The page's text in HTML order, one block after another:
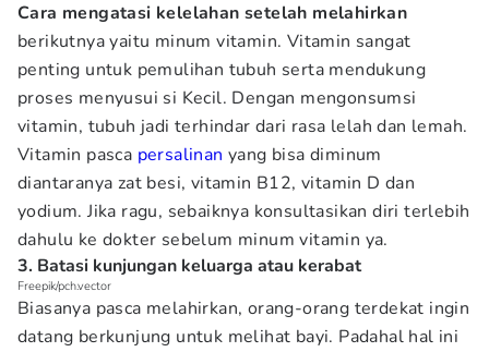
Cara mengatasi kelelahan setelah melahirkan
berikutnya yaitu minum vitamin. Vitamin sangat
penting untuk pemulihan tubuh serta mendukung
proses menyusui si Kecil. Dengan mengonsumsi
vitamin, tubuh jadi terhindar dari rasa lelah dan lemah.
Vitamin pasca persalinan yang bisa diminum
diantaranya zat besi, vitamin B12, vitamin D dan
yodium. Jika ragu, sebaiknya konsultasikan diri terlebih
dahulu ke dokter sebelum minum vitamin ya.
3. Batasi kunjungan keluarga atau kerabat
Freepik/pch.vector
Biasanya pasca melahirkan, orang-orang terdekat ingin
datang berkunjung untuk melihat bayi. Padahal hal ini